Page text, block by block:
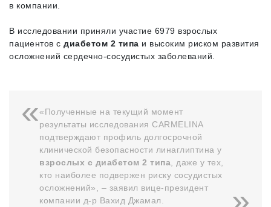
в компании.
В исследовании приняли участие 6979 взрослых
пациентов с диабетом 2 типа и высоким риском развития
осложнений сердечно-сосудистых заболеваний.
«Полученные на текущий момент
результаты исследования CARMELINA
подтверждают профиль долгосрочной
клинической безопасности линаглиптина у
взрослых с диабетом 2 типа , даже у тех,
кто наиболее подвержен риску сосудистых
осложнений», – заявил вице-президент
компании д-р Вахид Джамал.